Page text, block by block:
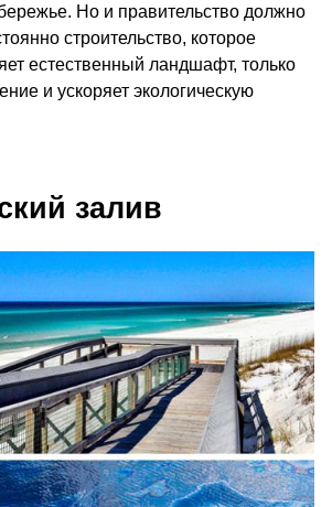
Но и правительство должно
строительство, которое
естественный ландшафт, только
и ускоряет экологическую
залив